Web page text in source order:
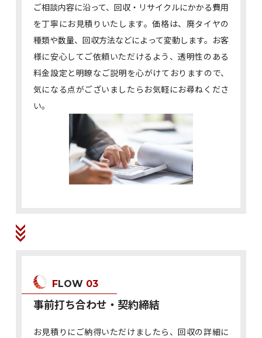
ご相談内容に沿って、回収・リサイクルにかかる費用
を丁寧にお見積りいたします。価格は、廃タイヤの
種類や数量、回収方法などによって変動します。お客
様に安心してご依頼いただけるよう、透明性のある
料金設定と明瞭なご説明を心がけておりますので、
気になる点がございましたらお気軽にお尋ねくださ
い。
FLOW 03
事前打ち合わせ・契約締結
お見積りにご納得いただけましたら、回収の詳細に